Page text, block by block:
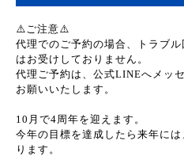
⚠️ご注意⚠️
代理でのご予約の場合、トラブ
はお受けしておりません。
代理ご予約は、公式LINEへメッ
お願いいたします。
10月で4周年を迎えます。
今年の目標を達成したら来年に
ります。